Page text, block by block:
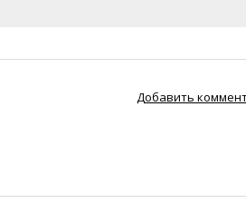
Добавить